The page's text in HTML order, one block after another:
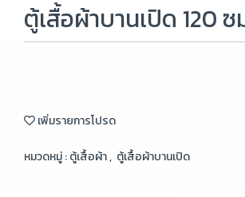
ตู้เสื้อผ้าบานเปิด 120 ซ
เพิ่มรายการโปรด
หมวดหมู่ :ตู้เสื้อผ้า, ตู้เสื้อผ้าบานเปิด